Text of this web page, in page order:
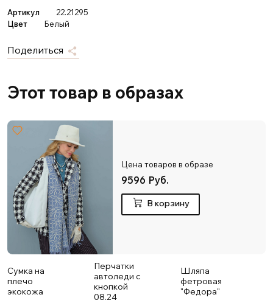
Артикул
22.21295
Цвет
Белый
Поделиться
Этот товар в образах
Цена товаров в образе
9596 Руб.
В корзину
Сумка на
плечо
экокожа
Перчатки
автоледи с
кнопкой
08.24
Шляпа
фетровая
"Федора"